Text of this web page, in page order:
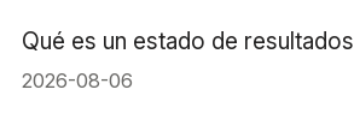
Qué es un estado de resultados
2026-08-06